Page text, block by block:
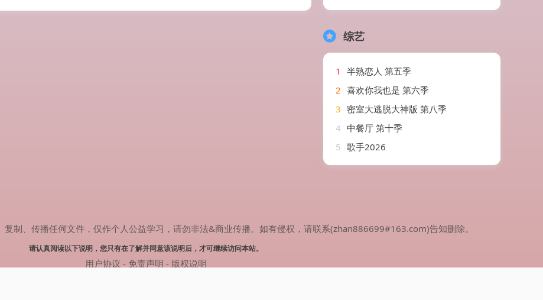
综艺
1
半熟恋人 第五季
2 喜欢你我也是 第六季
3 密室大逃脱大神版 第八季
4 中餐厅 第十季
5 歌手2026
制、传播任何文件，仅作个人公益学习，请勿非法&商业传播。如有侵权，请联系(zhan886699#163.com)告知删除。
请认真阅读以下说明，您只有在了解并同意该说明后，才可继续访问本站。
用户协议 - 免责声明 - 版权说明